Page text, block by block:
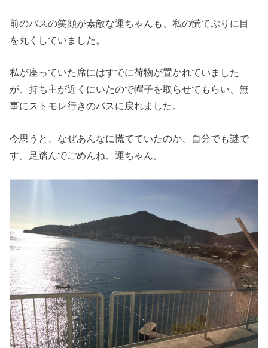
前のバスの笑顔が素敵な運ちゃんも、私の慌てぶりに目
を丸くしていました。
私が座っていた席にはすでに荷物が置かれていました
が、持ち主が近くにいたので帽子を取らせてもらい、無
事にストモレ行きのバスに戻れました。
今思うと、なぜあんなに慌てていたのか、自分でも謎で
す。足踏んでごめんね、運ちゃん。